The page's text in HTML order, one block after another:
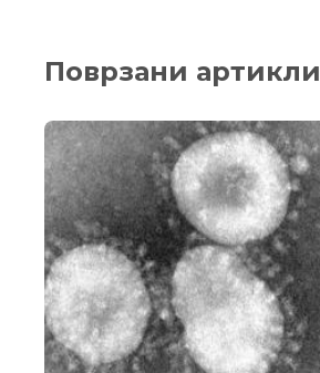
Поврзани артикли